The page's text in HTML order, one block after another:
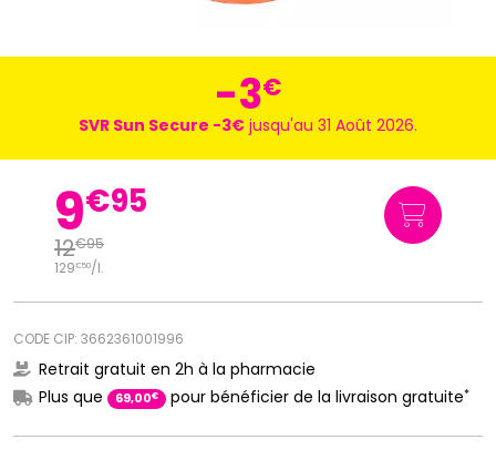
-3€
SVR Sun Secure -3€ jusqu'au 31 Août 2026.
9€95
12€95
129€50/l.
CODE CIP: 3662361001996
Retrait gratuit en 2h à la pharmacie
Plus que
69,00€ pour bénéficier de la livraison gratuite*